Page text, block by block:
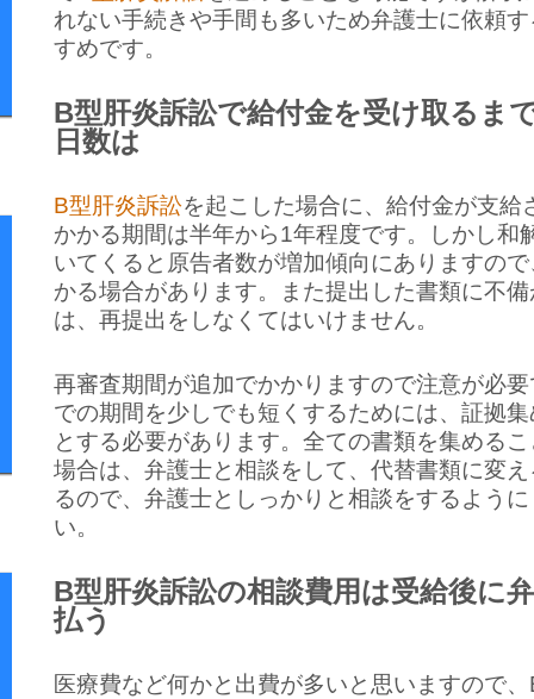
れない手続きや手間も多いため弁護士に依頼
すめです。
B型肝炎訴訟で給付金を受け取るま
日数は
B型肝炎訴訟を起こした場合に、給付金が支給
かかる期間は半年から1年程度です。しかし和
いてくると原告者数が増加傾向にありますの
かる場合があります。また提出した書類に不
は、再提出をしなくてはいけません。
再審査期間が追加でかかりますので注意が必
での期間を少しでも短くするためには、証拠
とする必要があります。全ての書類を集める
場合は、弁護士と相談をして、代替書類に変
るので、弁護士としっかりと相談をするよう
い。
B型肝炎訴訟の相談費用は受給後に
払う
医療費など何かと出費が多いと思いますので